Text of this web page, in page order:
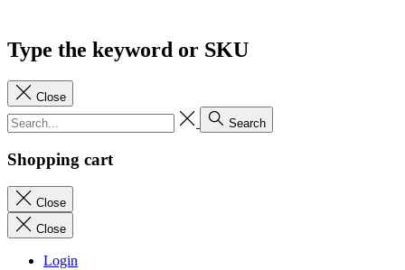
Type the keyword or SKU
Close
Search
Shopping cart
Close
Close
Login